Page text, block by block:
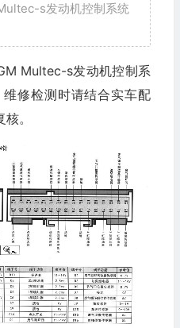
s发动机控制系统
Multec-s发动机控制系
修检测时请结合实车配
。